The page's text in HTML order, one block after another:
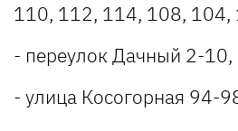
110, 112, 114, 108, 104,
- переулок Дачный 2-
- улица Косогорная 94-